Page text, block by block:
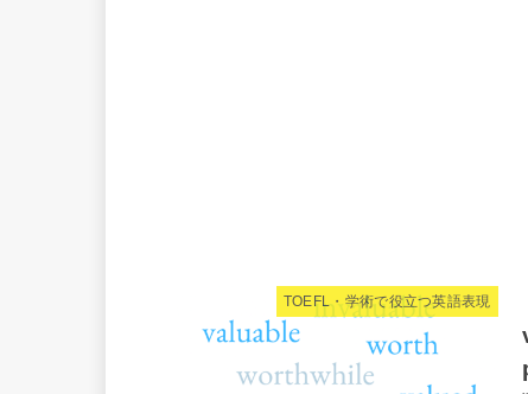
TOEFL・学術で役立つ英語表現